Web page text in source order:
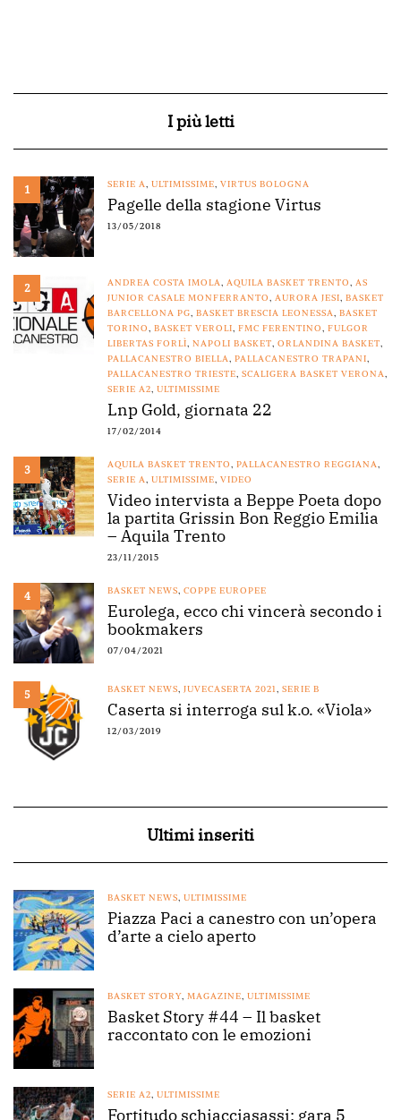
I più letti
1 SERIE A, ULTIMISSIME, VIRTUS BOLOGNA
Pagelle della stagione Virtus
13/05/2018
2 ANDREA COSTA IMOLA, AQUILA BASKET TRENTO, AS
JUNIOR CASALE MONFERRANTO, AURORA JESI, BASKET
BARCELLONA PG, BASKET BRESCIA LEONESSA, BASKET
TORINO, BASKET VEROLI, FMC FERENTINO, FULGOR
LIBERTAS FORLÌ, NAPOLI BASKET, ORLANDINA BASKET,
PALLACANESTRO BIELLA, PALLACANESTRO TRAPANI,
PALLACANESTRO TRIESTE, SCALIGERA BASKET VERONA,
SERIE A2, ULTIMISSIME
Lnp Gold, giornata 22
17/02/2014
3 AQUILA BASKET TRENTO, PALLACANESTRO REGGIANA,
SERIE A, ULTIMISSIME, VIDEO
Video intervista a Beppe Poeta dopo
la partita Grissin Bon Reggio Emilia
– Aquila Trento
23/11/2015
4 BASKET NEWS, COPPE EUROPEE
Eurolega, ecco chi vincerà secondo i
bookmakers
07/04/2021
5 BASKET NEWS, JUVECASERTA 2021, SERIE B
Caserta si interroga sul k.o. «Viola»
12/03/2019
Ultimi inseriti
BASKET NEWS, ULTIMISSIME
Piazza Paci a canestro con un’opera
d’arte a cielo aperto
BASKET STORY, MAGAZINE, ULTIMISSIME
Basket Story #44 – Il basket
raccontato con le emozioni
SERIE A2, ULTIMISSIME
Fortitudo schiacciasassi: gara 5